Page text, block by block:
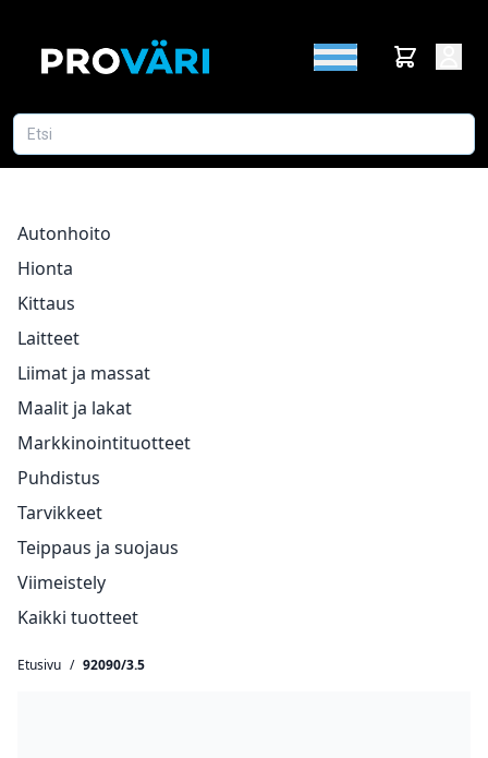
Autonhoito
Hionta
Kittaus
Laitteet
Liimat ja massat
Maalit ja lakat
Markkinointituotteet
Puhdistus
Tarvikkeet
Teippaus ja suojaus
Viimeistely
Kaikki tuotteet
Etusivu / 92090/3.5